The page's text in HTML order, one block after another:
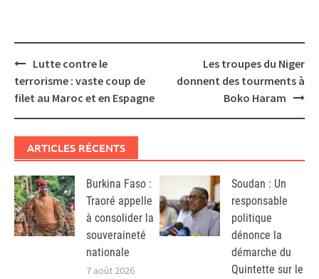
Post
navigation
Lutte contre le
terrorisme : vaste coup de
filet au Maroc et en Espagne
Les troupes du Niger
donnent des tourments à
Boko Haram
ARTICLES RÉCENTS
Burkina Faso :
Traoré appelle
à consolider la
souveraineté
nationale
7 août 2026
Soudan : Un
responsable
politique
dénonce la
démarche du
Quintette sur le